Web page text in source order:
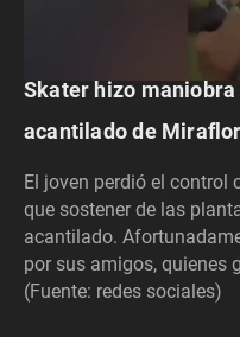
0
of
59
Skater hizo maniobra
acantilado de
El joven perdió el control
que sostener de las
acantilado.
por sus amigos, quienes
(Fuente: redes sociales)